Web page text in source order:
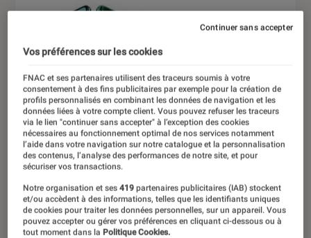
Vos préférences sur les cookies
FNAC et ses partenaires utilisent des traceurs soumis à votre
consentement à des fins publicitaires par exemple pour la création de
profils personnalisés en combinant les données de navigation et les
données liées à votre compte client. Vous pouvez refuser les traceurs
via le lien "continuer sans accepter" à l’exception des cookies
nécessaires au fonctionnement optimal de nos services notamment
l’aide dans votre navigation sur notre catalogue et la personnalisation
des contenus, l’analyse des performances de notre site, et pour
sécuriser vos transactions.
Notre organisation et ses419 partenaires publicitaires (IAB) stockent
et/ou accèdent à des informations, telles que les identifiants uniques
de cookies pour traiter les données personnelles, sur un appareil. Vous
pouvez accepter ou gérer vos préférences en cliquant ci-dessous ou à
tout moment dans la Politique Cookies.
Continuer sans accepter